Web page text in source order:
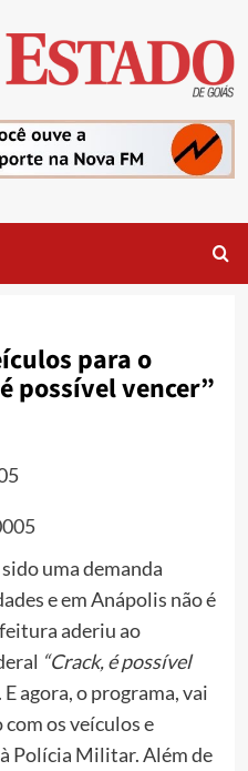
para o
possível vencer”
uma demanda
e em Anápolis não é
aderiu ao
“Crack, é possível
agora, o programa, vai
os veículos e
Polícia Militar. Além de